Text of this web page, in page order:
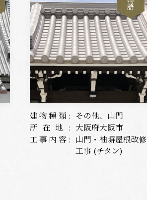
語
建物種類:
その他、山門
所在地: 大阪府大阪市
工事内容: 山門・袖塀屋根改修
工事 (チタン)